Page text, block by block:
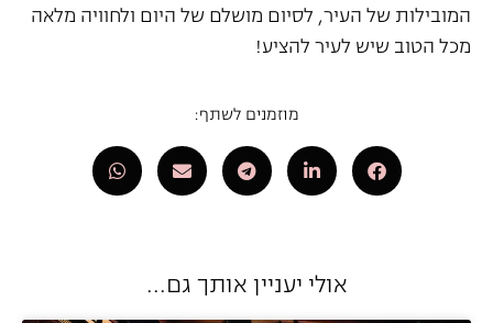
המובילות של העיר, לסיום מושלם של היום ולחוויה מלאה
מכל הטוב שיש לעיר להציע!
מוזמנים לשתף:
אולי יעניין אותך גם...